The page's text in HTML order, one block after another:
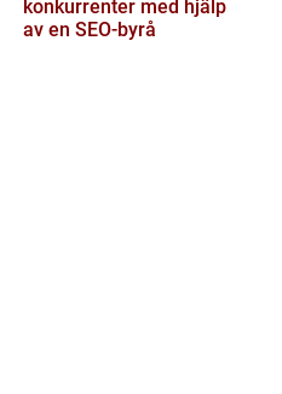
konkurrenter med hjälp
av en SEO-byrå